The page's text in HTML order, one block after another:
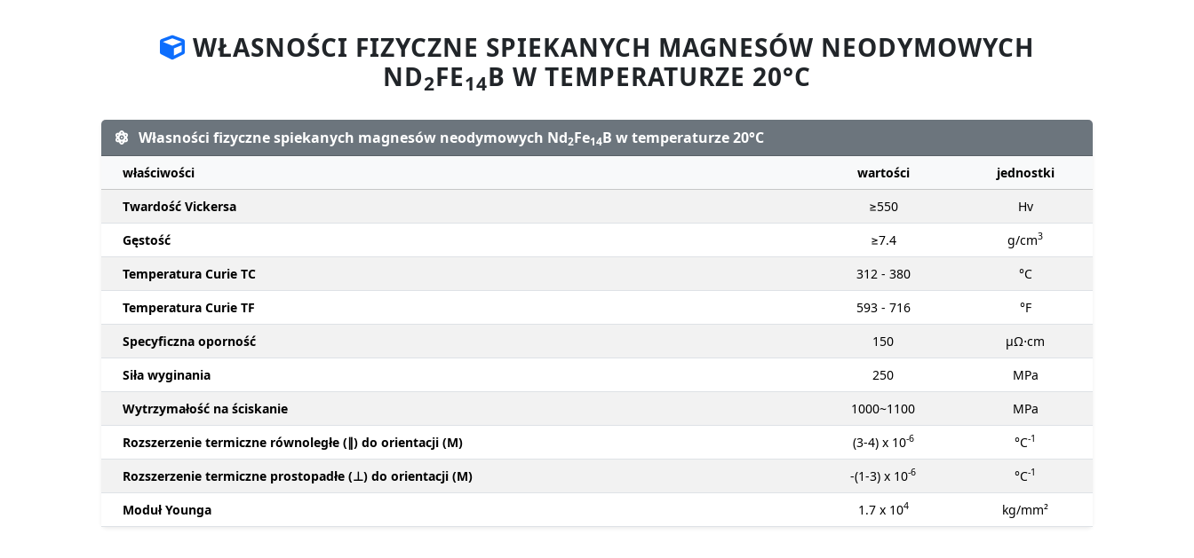
WŁASNOŚCI FIZYCZNE SPIEKANYCH MAGNESÓW NEODYMOWYCH
ND2FE14B W TEMPERATURZE 20°C
Własności fizyczne spiekanych magnesów neodymowych Nd2Fe14B w temperaturze 20°C
właściwości wartości
jednostki
Twardość Vickersa
≥550
Hv
Gęstość
≥7.4 g/cm3
Temperatura Curie TC 312 - 380
°C
Temperatura Curie TF
593 - 716
°F
Specyficzna oporność
150
μΩ⋅cm
Siła wyginania
250
MPa
Wytrzymałość na ściskanie
1000~1100
MPa
Rozszerzenie termiczne równoległe (∥) do orientacji (M)
(3-4) x 10-6 °C-1
Rozszerzenie termiczne prostopadłe (⊥) do orientacji (M) -(1-3) x 10-6 °C-1
Moduł Younga 1.7 x 104 kg/mm²